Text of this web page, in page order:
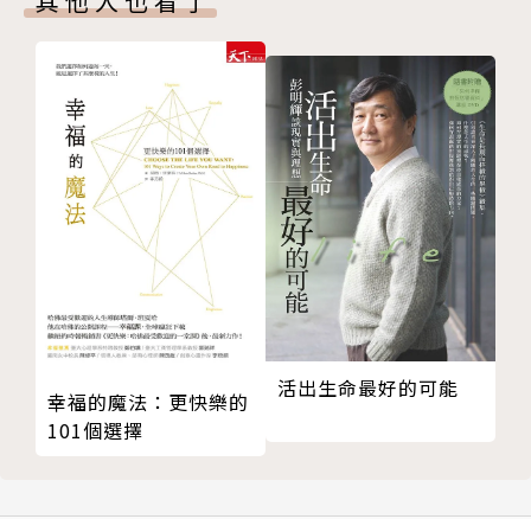
只因為你覺得不重要，不代表你可以不盡全力。《穿著
Prada的惡魔》（The Devil Wears Prada）, 2006
某些人來到你的生命中，不是為了愛你，而是讓你感到
值得被愛。《戀夏500日》（500 Days of Summe
r），2009
談愛情和看魔術很像，被騙的人，多少都有那麼一點心
甘情願。《魔幻月光》（Magic in the Moonlight）,
作者介紹
水ㄤ／水某
第二章 那些電影教我們的兩個人的事
讓血流動的是心，讓心跳動的是愛。
愛總是讓人期待，卻又害怕受到傷害。
不是一句我愛你，兩人就能在一起。
真愛就是當你發現，原來有人的快樂比你的快樂來得更
重要。
談戀愛時可以只看優點，但婚姻卻需要你包容缺點。
某些人來到你的生命中，不是為了愛你，而是讓你感到
值得被愛。
愛不能勉強，不愛也是。
不是你的心不珍貴，而是那個人不珍惜。
愛不是一樣你可以得到的東西，而是一件你可以去做的
幸福的魔法：更快樂的
101個選擇
活出生命最好的可能